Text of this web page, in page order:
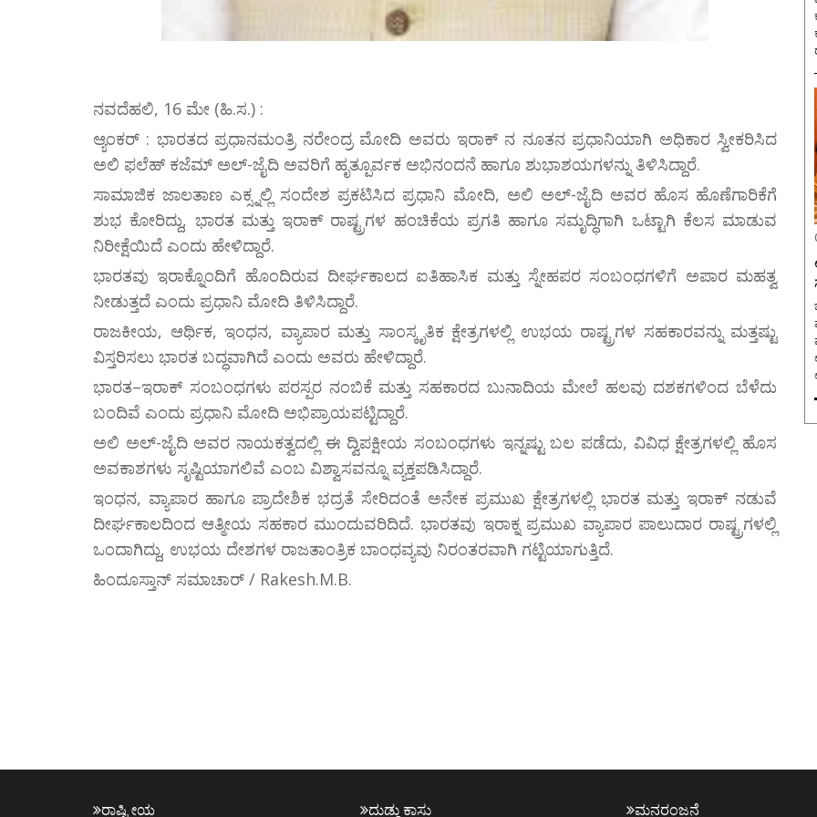
ನವದೆಹಲಿ, 16 ಮೇ (ಹಿ.ಸ.) :
ಆ್ಯಂಕರ್ : ಭಾರತದ ಪ್ರಧಾನಮಂತ್ರಿ ನರೇಂದ್ರ ಮೋದಿ ಅವರು ಇರಾಕ್ ನ ನೂತನ ಪ್ರಧಾನಿಯಾಗಿ ಅಧಿಕಾರ ಸ್ವೀಕರಿಸಿದ
ಅಲಿ ಫಲೆಹ್ ಕಜೆಮ್ ಅಲ್-ಜೈದಿ ಅವರಿಗೆ ಹೃತ್ಪೂರ್ವಕ ಅಭಿನಂದನೆ ಹಾಗೂ ಶುಭಾಶಯಗಳನ್ನು ತಿಳಿಸಿದ್ದಾರೆ.
ಸಾಮಾಜಿಕ ಜಾಲತಾಣ ಎಕ್ಸ್ನಲ್ಲಿ ಸಂದೇಶ ಪ್ರಕಟಿಸಿದ ಪ್ರಧಾನಿ ಮೋದಿ, ಅಲಿ ಅಲ್-ಜೈದಿ ಅವರ ಹೊಸ ಹೊಣೆಗಾರಿಕೆಗೆ
ಶುಭ ಕೋರಿದ್ದು, ಭಾರತ ಮತ್ತು ಇರಾಕ್ ರಾಷ್ಟ್ರಗಳ ಹಂಚಿಕೆಯ ಪ್ರಗತಿ ಹಾಗೂ ಸಮೃದ್ಧಿಗಾಗಿ ಒಟ್ಟಾಗಿ ಕೆಲಸ ಮಾಡುವ
ನಿರೀಕ್ಷೆಯಿದೆ ಎಂದು ಹೇಳಿದ್ದಾರೆ.
ಭಾರತವು ಇರಾಕ್ನೊಂದಿಗೆ ಹೊಂದಿರುವ ದೀರ್ಘಕಾಲದ ಐತಿಹಾಸಿಕ ಮತ್ತು ಸ್ನೇಹಪರ ಸಂಬಂಧಗಳಿಗೆ ಅಪಾರ ಮಹತ್ವ
ನೀಡುತ್ತದೆ ಎಂದು ಪ್ರಧಾನಿ ಮೋದಿ ತಿಳಿಸಿದ್ದಾರೆ.
ರಾಜಕೀಯ, ಆರ್ಥಿಕ, ಇಂಧನ, ವ್ಯಾಪಾರ ಮತ್ತು ಸಾಂಸ್ಕೃತಿಕ ಕ್ಷೇತ್ರಗಳಲ್ಲಿ ಉಭಯ ರಾಷ್ಟ್ರಗಳ ಸಹಕಾರವನ್ನು ಮತ್ತಷ್ಟು
ವಿಸ್ತರಿಸಲು ಭಾರತ ಬದ್ಧವಾಗಿದೆ ಎಂದು ಅವರು ಹೇಳಿದ್ದಾರೆ.
ಭಾರತ–ಇರಾಕ್ ಸಂಬಂಧಗಳು ಪರಸ್ಪರ ನಂಬಿಕೆ ಮತ್ತು ಸಹಕಾರದ ಬುನಾದಿಯ ಮೇಲೆ ಹಲವು ದಶಕಗಳಿಂದ ಬೆಳೆದು
ಬಂದಿವೆ ಎಂದು ಪ್ರಧಾನಿ ಮೋದಿ ಅಭಿಪ್ರಾಯಪಟ್ಟಿದ್ದಾರೆ.
ಅಲಿ ಅಲ್-ಜೈದಿ ಅವರ ನಾಯಕತ್ವದಲ್ಲಿ ಈ ದ್ವಿಪಕ್ಷೀಯ ಸಂಬಂಧಗಳು ಇನ್ನಷ್ಟು ಬಲ ಪಡೆದು, ವಿವಿಧ ಕ್ಷೇತ್ರಗಳಲ್ಲಿ ಹೊಸ
ಅವಕಾಶಗಳು ಸೃಷ್ಟಿಯಾಗಲಿವೆ ಎಂಬ ವಿಶ್ವಾಸವನ್ನೂ ವ್ಯಕ್ತಪಡಿಸಿದ್ದಾರೆ.
ಇಂಧನ, ವ್ಯಾಪಾರ ಹಾಗೂ ಪ್ರಾದೇಶಿಕ ಭದ್ರತೆ ಸೇರಿದಂತೆ ಅನೇಕ ಪ್ರಮುಖ ಕ್ಷೇತ್ರಗಳಲ್ಲಿ ಭಾರತ ಮತ್ತು ಇರಾಕ್ ನಡುವೆ
ದೀರ್ಘಕಾಲದಿಂದ ಆತ್ಮೀಯ ಸಹಕಾರ ಮುಂದುವರಿದಿದೆ. ಭಾರತವು ಇರಾಕ್ನ ಪ್ರಮುಖ ವ್ಯಾಪಾರ ಪಾಲುದಾರ ರಾಷ್ಟ್ರಗಳಲ್ಲಿ
ಒಂದಾಗಿದ್ದು, ಉಭಯ ದೇಶಗಳ ರಾಜತಾಂತ್ರಿಕ ಬಾಂಧವ್ಯವು ನಿರಂತರವಾಗಿ ಗಟ್ಟಿಯಾಗುತ್ತಿದೆ.
ಹಿಂದೂಸ್ತಾನ್ ಸಮಾಚಾರ್ / Rakesh.M.B.
ರಾಷ್ಟ್ರೀಯ ದುಡ್ಡು ಕಾಸು ಮನರಂಜನೆ